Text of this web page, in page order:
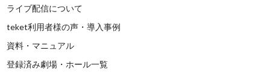
ライブ配信について
teket利用者様の声・導入事例
資料・マニュアル
登録済み劇場・ホール一覧